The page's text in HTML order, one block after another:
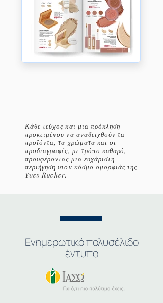
Κάθε τεύχος και μια πρόκληση
προκειμένου να αναδειχθούν τα
προϊόντα, τα χρώματα και οι
προδιαγραφές, με τρόπο καθαρό,
προσφέροντας μια ευχάριστη
περιήγηση στον κόσμο ομορφιάς της
Υves Rocher.
Ενημερωτικό πολυσέλιδο
έντυπο